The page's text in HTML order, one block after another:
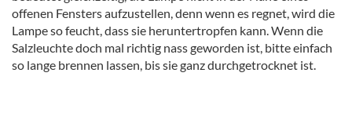
offenen Fensters aufzustellen, denn wenn es regnet, wird die
Lampe so feucht, dass sie heruntertropfen kann. Wenn die
Salzleuchte doch mal richtig nass geworden ist, bitte einfach
so lange brennen lassen, bis sie ganz durchgetrocknet ist.